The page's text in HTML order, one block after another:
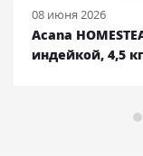
08 июня 2026
Acana
индейкой, 4,5 кг